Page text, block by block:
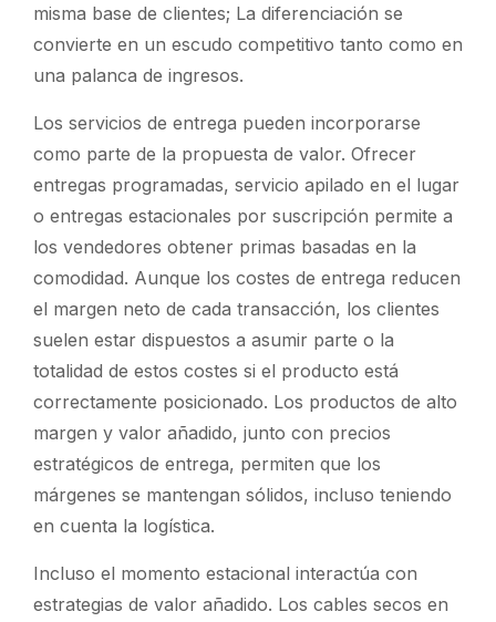
misma base de clientes; La diferenciación se
convierte en un escudo competitivo tanto como en
una palanca de ingresos.
Los servicios de entrega pueden incorporarse
como parte de la propuesta de valor. Ofrecer
entregas programadas, servicio apilado en el lugar
o entregas estacionales por suscripción permite a
los vendedores obtener primas basadas en la
comodidad. Aunque los costes de entrega reducen
el margen neto de cada transacción, los clientes
suelen estar dispuestos a asumir parte o la
totalidad de estos costes si el producto está
correctamente posicionado. Los productos de alto
margen y valor añadido, junto con precios
estratégicos de entrega, permiten que los
márgenes se mantengan sólidos, incluso teniendo
en cuenta la logística.
Incluso el momento estacional interactúa con
estrategias de valor añadido. Los cables secos en